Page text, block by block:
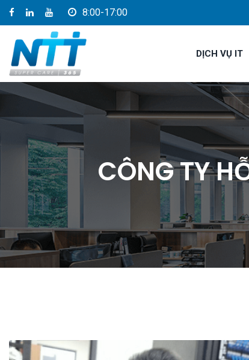
8:00-17:00
DỊCH VỤ IT
CÔNG TY